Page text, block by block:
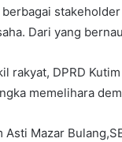
Dari yang
rakyat, DPRD
memelihara
Asti Mazar